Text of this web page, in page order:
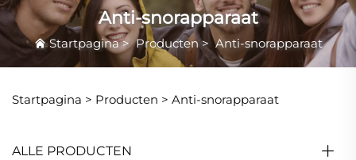
Anti-snorapparaat
Startpagina>Producten>Anti-snorapparaat
Startpagina > Producten > Anti-snorapparaat
ALLE PRODUCTEN